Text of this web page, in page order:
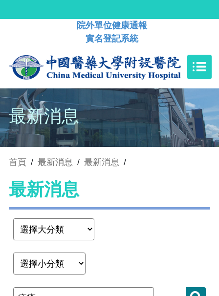
院外單位健康通報
實名登記系統
最新消息
首頁 / 最新消息 / 最新消息 /
最新消息